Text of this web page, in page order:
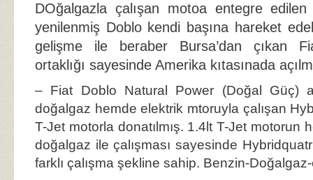
DOğalgazla çalışan motoa entegre
yenilenmiş Doblo kendi başına hareket
gelişme ile beraber Bursa’dan çıkan
ortaklığı sayesinde Amerika kıtasınada
– Fiat Doblo Natural Power (Doğal Güç)
doğalgaz hemde elektrik mtoruyla çalışan
T-Jet motorla donatılmış. 1.4lt T-Jet motorun
doğalgaz ile çalışması sayesinde
farklı çalışma şekline sahip. Benzin-